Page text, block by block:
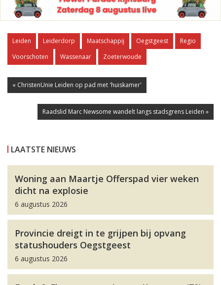
Leiden Leiderdorp Maatschappij Oegstgeest
Regio
Voorschoten
Wassenaar Zoeterwoude
« ChristenUnie Leiden op pad met 'huiskamer'
Raadslid Marc Newsome wandelt langs stadsgrens Leiden »
LAATSTE NIEUWS
Woning aan Maartje Offerspad vier weken
dicht na explosie
6 augustus 2026
Provincie dreigt in te grijpen bij opvang
statushouders Oegstgeest
6 augustus 2026